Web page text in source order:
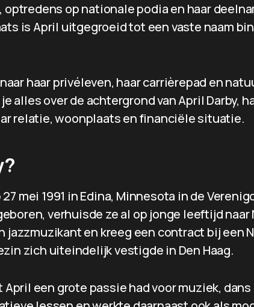
op nationale podia en haar
is April uitgegroeid tot een vaste naam
haar privéleven, haar carrièrepad en
alles over de achtergrond van April Darby,
relatie, woonplaats en financiële situatie.
mei 1991 in Edina, Minnesota in de
verhuisde ze al op jonge leeftijd naar
jazzmuzikant en kreeg een contract bij een
zich uiteindelijk vestigde in Den Haag.
een grote passie had voor muziek,